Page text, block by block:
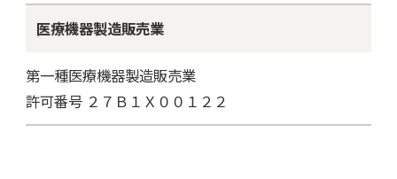
医療機器製造販売業
第一種医療機器製造販売業
許可番号 ２７Ｂ１Ｘ００１２２